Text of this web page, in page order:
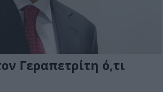
Γεραπετρίτη ό,τι